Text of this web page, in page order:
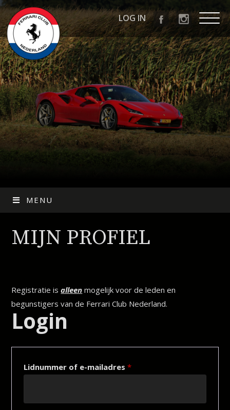
MENU
MIJN PROFIEL
Registratie isalleen mogelijk voor de leden en
begunstigers van de Ferrari Club Nederland.
Login
Lidnummer of e-mailadres*
LOG IN